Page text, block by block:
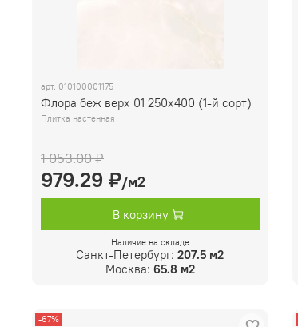
арт. 010100001175
Флора беж верх 01 250х400 (1-й сорт)
Плитка настенная
1 053.00 ₽
979.29 ₽/м2
В корзину
Наличие на складе
Санкт-Петербург:207.5 м2
Москва: 65.8 м2
-67%